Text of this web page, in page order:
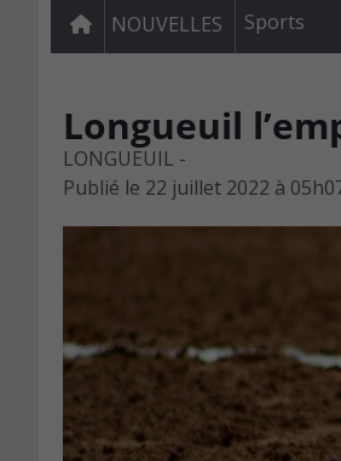
NOUVELLES Sports
Longueuil
LONGUEUIL -
Publié le 22 juillet 2022 à